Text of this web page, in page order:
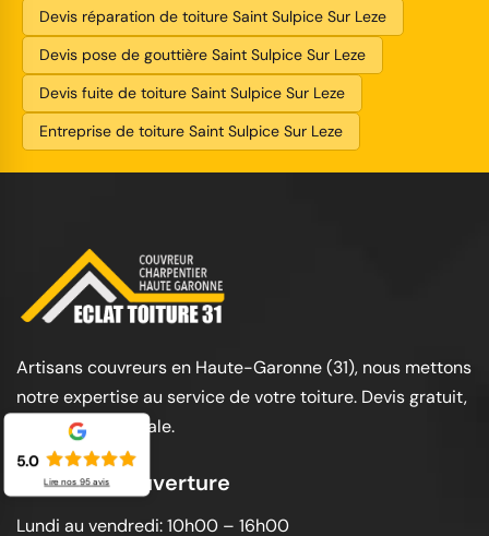
Devis réparation de toiture Saint Sulpice Sur Leze
Devis pose de gouttière Saint Sulpice Sur Leze
Devis fuite de toiture Saint Sulpice Sur Leze
Entreprise de toiture Saint Sulpice Sur Leze
Artisans couvreurs en Haute-Garonne (31), nous mettons
notre expertise au service de votre toiture. Devis gratuit,
garantie décennale.
Horaires d'ouverture
Lundi au vendredi: 10h00 – 16h00
5.0
Lire nos 95avis